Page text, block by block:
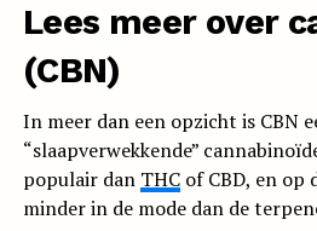
Lees meer over
(CBN)
In meer dan een opzicht is CBN
“slaapverwekkende”
populair dan THCof CBD, en op
minder in de mode dan de